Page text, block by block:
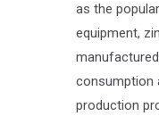
as the
equipment,
consumption
production